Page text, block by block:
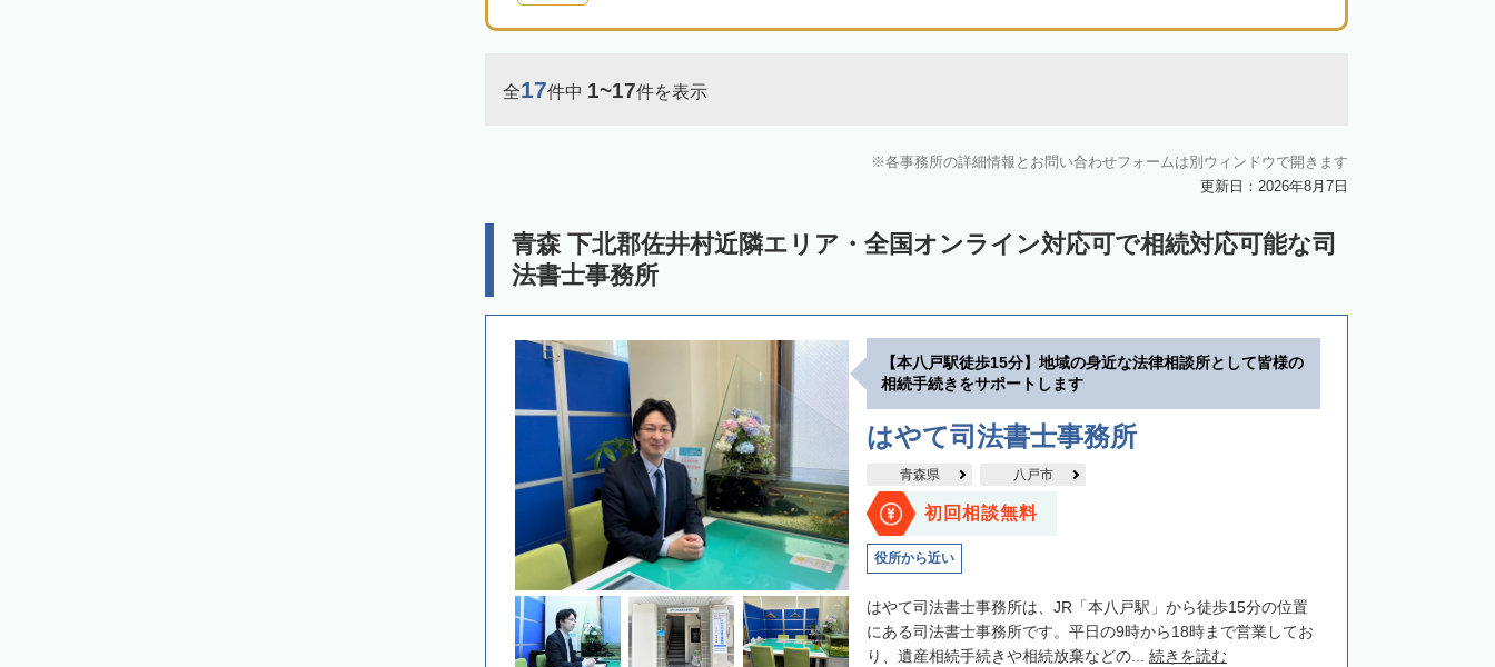
全17件中 1~17件を表示
各事務所の詳細情報とお問い合わせフォームは別ウィンドウで開きます
更新日：2026年8月7日
青森 下北郡佐井村近隣エリア・全国オンライン対応可で相続対応可能な司
法書士事務所
【本八戸駅徒歩15分】地域の身近な法律相談所として皆様の
相続手続きをサポートします
はやて司法書士事務所
青森県 八戸市
初回相談無料
役所から近い
はやて司法書士事務所は、JR「本八戸駅」から徒歩15分の位置
にある司法書士事務所です。平日の9時から18時まで営業してお
り、遺産相続手続きや相続放棄などの... 続きを読む